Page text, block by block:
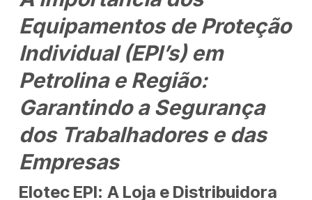
Equipamentos de Proteção
Individual (EPI’s) em
Petrolina e Região:
Garantindo a Segurança
dos Trabalhadores e das
Empresas
Elotec EPI: A Loja e Distribuidora